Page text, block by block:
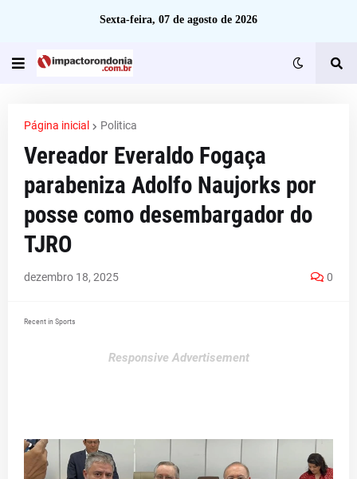
Sexta-feira, 07 de agosto de 2026
Página inicial Politica
Vereador Everaldo Fogaça
parabeniza Adolfo Naujorks por
posse como desembargador do
TJRO
dezembro 18, 2025 0
Recent in Sports
Responsive Advertisement